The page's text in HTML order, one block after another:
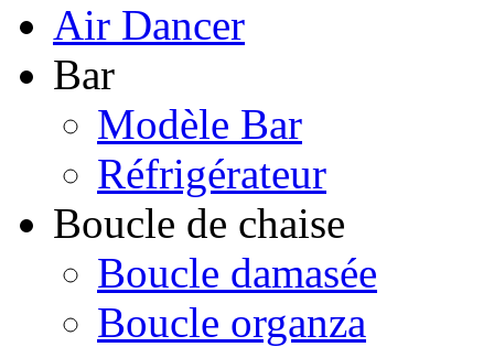
Air Dancer
Bar
Modèle Bar
Réfrigérateur
Boucle de chaise
Boucle damasée
Boucle organza